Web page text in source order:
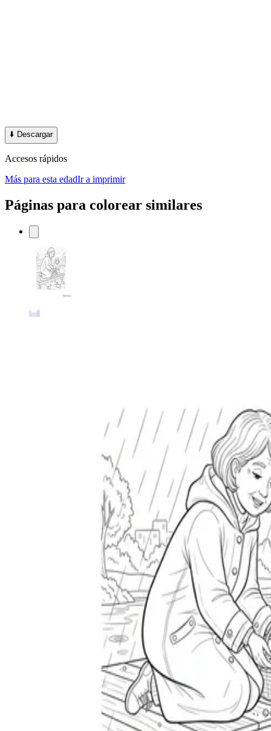
⬇️ Descargar
Accesos rápidos
Más para esta edadIr a imprimir
Páginas para colorear similares